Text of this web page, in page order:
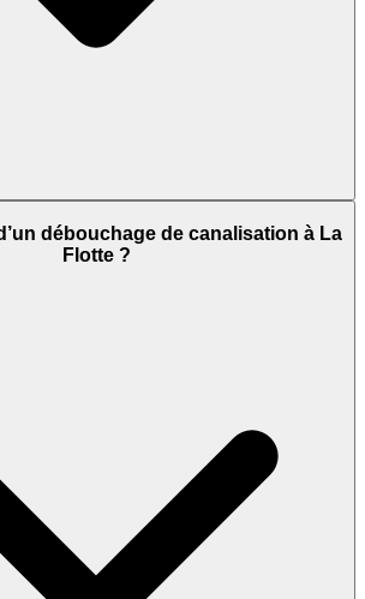
débouchage de canalisation à La
Flotte ?